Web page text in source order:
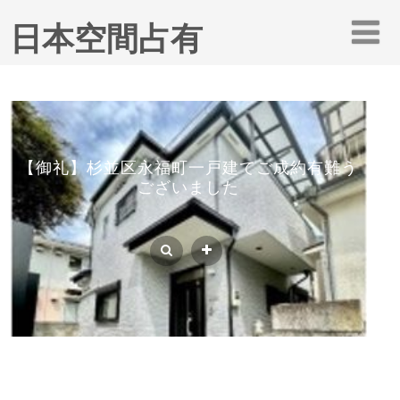
日本空間占有
【御礼】杉並区永福町一戸建てご成約有難う
ございました